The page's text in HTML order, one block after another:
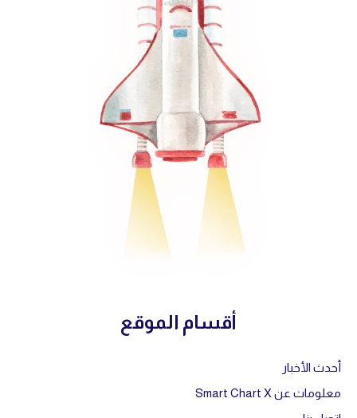
أقسام الموقع
أحدث الأخبار
معلومات عن Smart Chart X